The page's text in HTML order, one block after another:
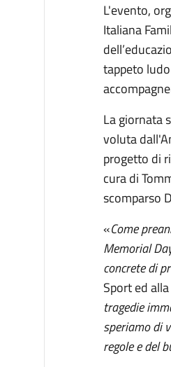
L'evento,
Italiana
tappeto
La giornata
voluta
progetto di
cura di
scomparso
«Come
Memorial
concrete di
Sport ed
tragedie
speriamo di
regole e del